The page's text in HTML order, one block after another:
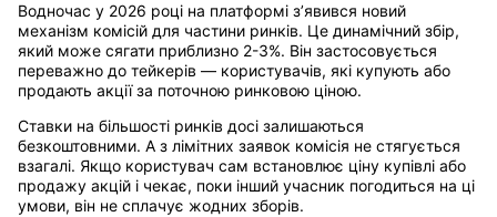
Водночас у 2026 році на платформі з’явився новий
механізм комісій для частини ринків. Це динамічний збір,
який може сягати приблизно 2-3%. Він застосовується
переважно до тейкерів — користувачів, які купують або
продають акції за поточною ринковою ціною.
Ставки на більшості ринків досі залишаються
безкоштовними. А з лімітних заявок комісія не стягується
взагалі. Якщо користувач сам встановлює ціну купівлі або
продажу акцій і чекає, поки інший учасник погодиться на ці
умови, він не сплачує жодних зборів.